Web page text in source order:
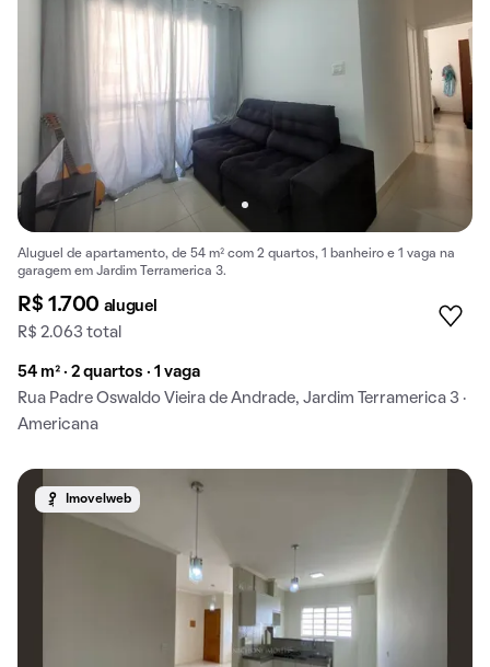
Aluguel de apartamento, de 54 m² com 2 quartos, 1 banheiro e 1 vaga na
garagem em Jardim Terramerica 3.
R$ 1.700 aluguel
R$ 2.063 total
54 m² · 2 quartos · 1 vaga
Rua Padre Oswaldo Vieira de Andrade, Jardim Terramerica 3 ·
Americana
Imovelweb